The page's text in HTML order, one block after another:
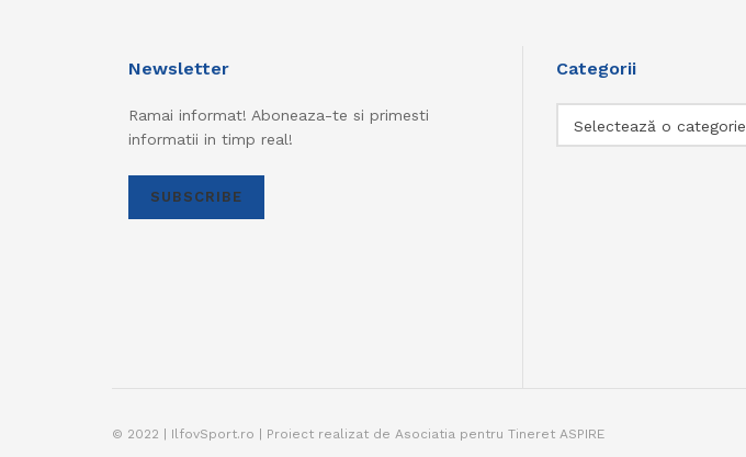
Newsletter
Ramai informat! Aboneaza-te si primesti
informatii in timp real!
SUBSCRIBE
Categorii
Selectează o categorie
© 2022 | IlfovSport.ro | Proiect realizat de Asociatia pentru Tineret ASPIRE